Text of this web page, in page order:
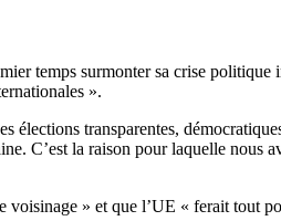
temps surmonter sa crise
».
transparentes,
C’est la raison pour laquelle nous
» et que l’UE « ferait tout